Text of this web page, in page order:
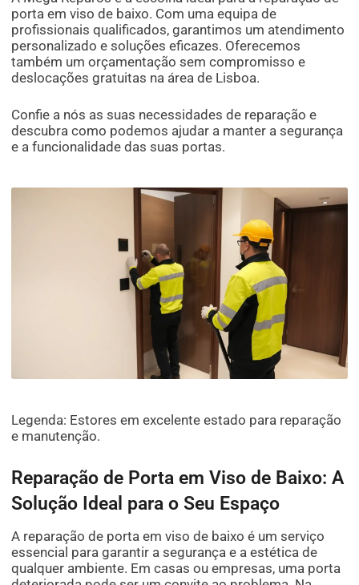
porta em viso de baixo. Com uma equipa de
profissionais qualificados, garantimos um atendimento
personalizado e soluções eficazes. Oferecemos
também um orçamentação sem compromisso e
deslocações gratuitas na área de Lisboa.
Confie a nós as suas necessidades de reparação e
descubra como podemos ajudar a manter a segurança
e a funcionalidade das suas portas.
Legenda: Estores em excelente estado para reparação
e manutenção.
Reparação de Porta em Viso de Baixo: A
Solução Ideal para o Seu Espaço
A reparação de porta em viso de baixo é um serviço
essencial para garantir a segurança e a estética de
qualquer ambiente. Em casas ou empresas, uma porta